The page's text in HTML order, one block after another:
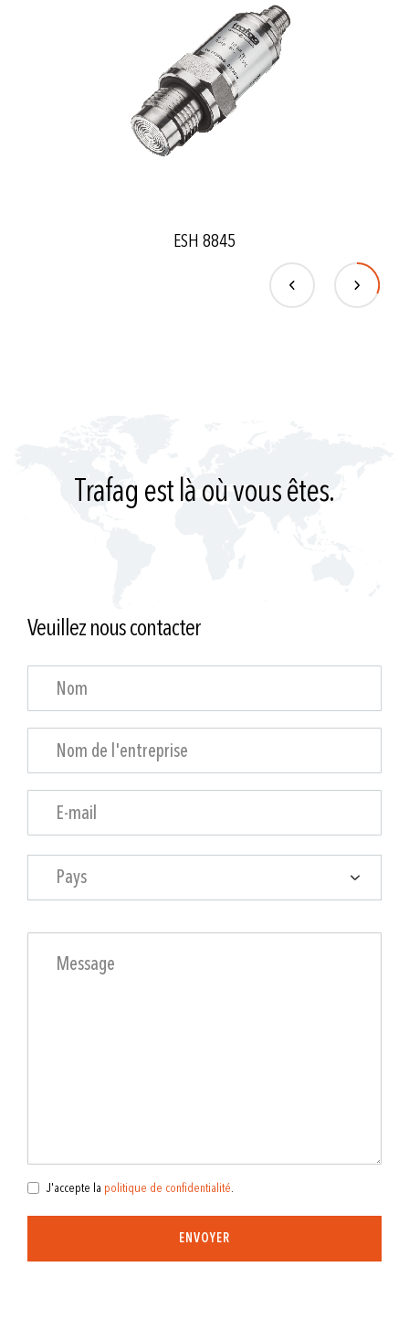
ESH 8845
Trafag est là où vous êtes.
Veuillez nous contacter
Pays
J'accepte la politique de confidentialité.
ENVOYER